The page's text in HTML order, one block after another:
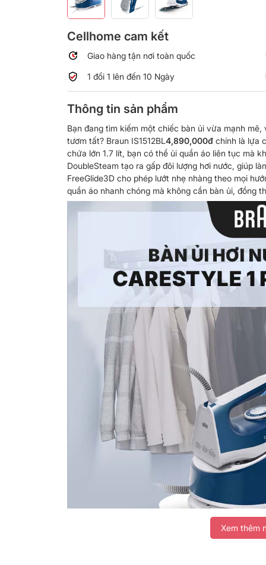
Cellhome cam kết
Giao hàng tận nơi toàn quốc
1 đổi 1 lên đến 10 Ngày
Thông tin sản phẩm
Bạn đang tìm kiếm một chiếc bàn ủi vừa mạnh
tươm tất? Braun IS1512BL4,890,000đchính là lựa
chứa lớn 1.7 lít, bạn có thể ủi quần áo liên tục mà
DoubleSteam tạo ra gấp đôi lượng hơi nước, giúp
FreeGlide3D cho phép lướt nhẹ nhàng theo mọi
quần áo nhanh chóng mà không cần bàn ủi, đồng
Xem thêm